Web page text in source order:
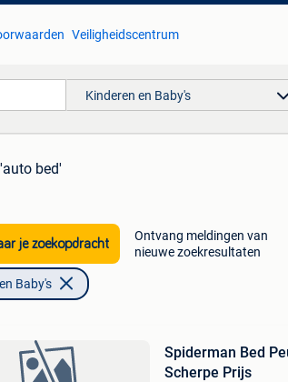
Veiligheidscentrum
Kinderen en Baby's
bed'
je zoekopdracht
Ontvang meldingen van
nieuwe zoekresultaten
Baby's
Spiderman Bed
Scherpe Prijs